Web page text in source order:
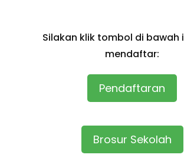
Silakan klik tombol di bawah
mendaftar:
Pendaftaran
Brosur Sekolah